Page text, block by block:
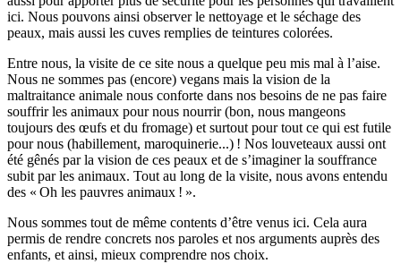
ici. Nous pouvons ainsi observer le nettoyage et le séchage des
peaux, mais aussi les cuves remplies de teintures colorées.
Entre nous, la visite de ce site nous a quelque peu mis mal à l’aise.
Nous ne sommes pas (encore) vegans mais la vision de la
maltraitance animale nous conforte dans nos besoins de ne pas faire
souffrir les animaux pour nous nourrir (bon, nous mangeons
toujours des œufs et du fromage) et surtout pour tout ce qui est futile
pour nous (habillement, maroquinerie...) ! Nos louveteaux aussi ont
été gênés par la vision de ces peaux et de s’imaginer la souffrance
subit par les animaux. Tout au long de la visite, nous avons entendu
des « Oh les pauvres animaux ! ».
Nous sommes tout de même contents d’être venus ici. Cela aura
permis de rendre concrets nos paroles et nos arguments auprès des
enfants, et ainsi, mieux comprendre nos choix.